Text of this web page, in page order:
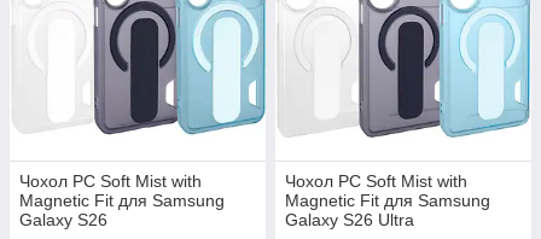
Чохол PC Soft Mist with
Magnetic Fit для Samsung
Galaxy S26
Чохол PC Soft Mist with
Magnetic Fit для Samsung
Galaxy S26 Ultra